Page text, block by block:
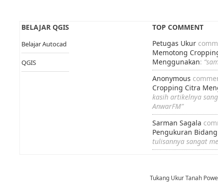
BELAJAR QGIS
Belajar Autocad
QGIS
TOP COMMENT
Petugas Ukur
Memotong
Menggunakan:
Anonymous
Cropping Citra
kasih artikelnya
AnwarFM”
Sarman Sagala
Pengukuran
tulisannya sangat
Tukang Ukur Tanah